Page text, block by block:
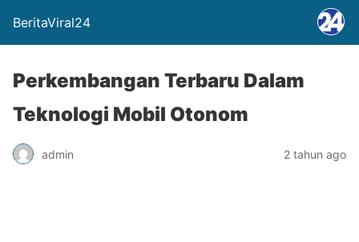
BeritaViral24
Perkembangan Terbaru Dalam
Teknologi Mobil Otonom
admin 2 tahun ago